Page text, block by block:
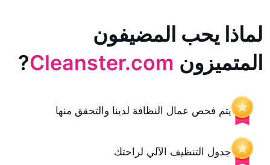
المضيفون
Cleanster.com
?
عمال النظافة لدينا والتحقق منها
التنظيف الآلي لراحتك